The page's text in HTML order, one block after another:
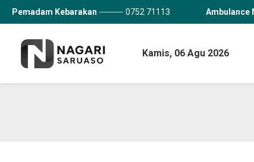
Pemadam Kebarakan 0752 71113 Ambulance
Kamis, 06 Agu 2026